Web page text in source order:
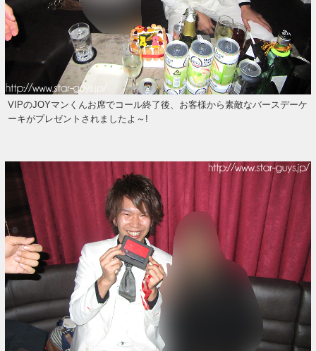
VIPのJOYマンくんお席でコール終了後、お客様から素敵なバースデーケ
ーキがプレゼントされましたよ～!